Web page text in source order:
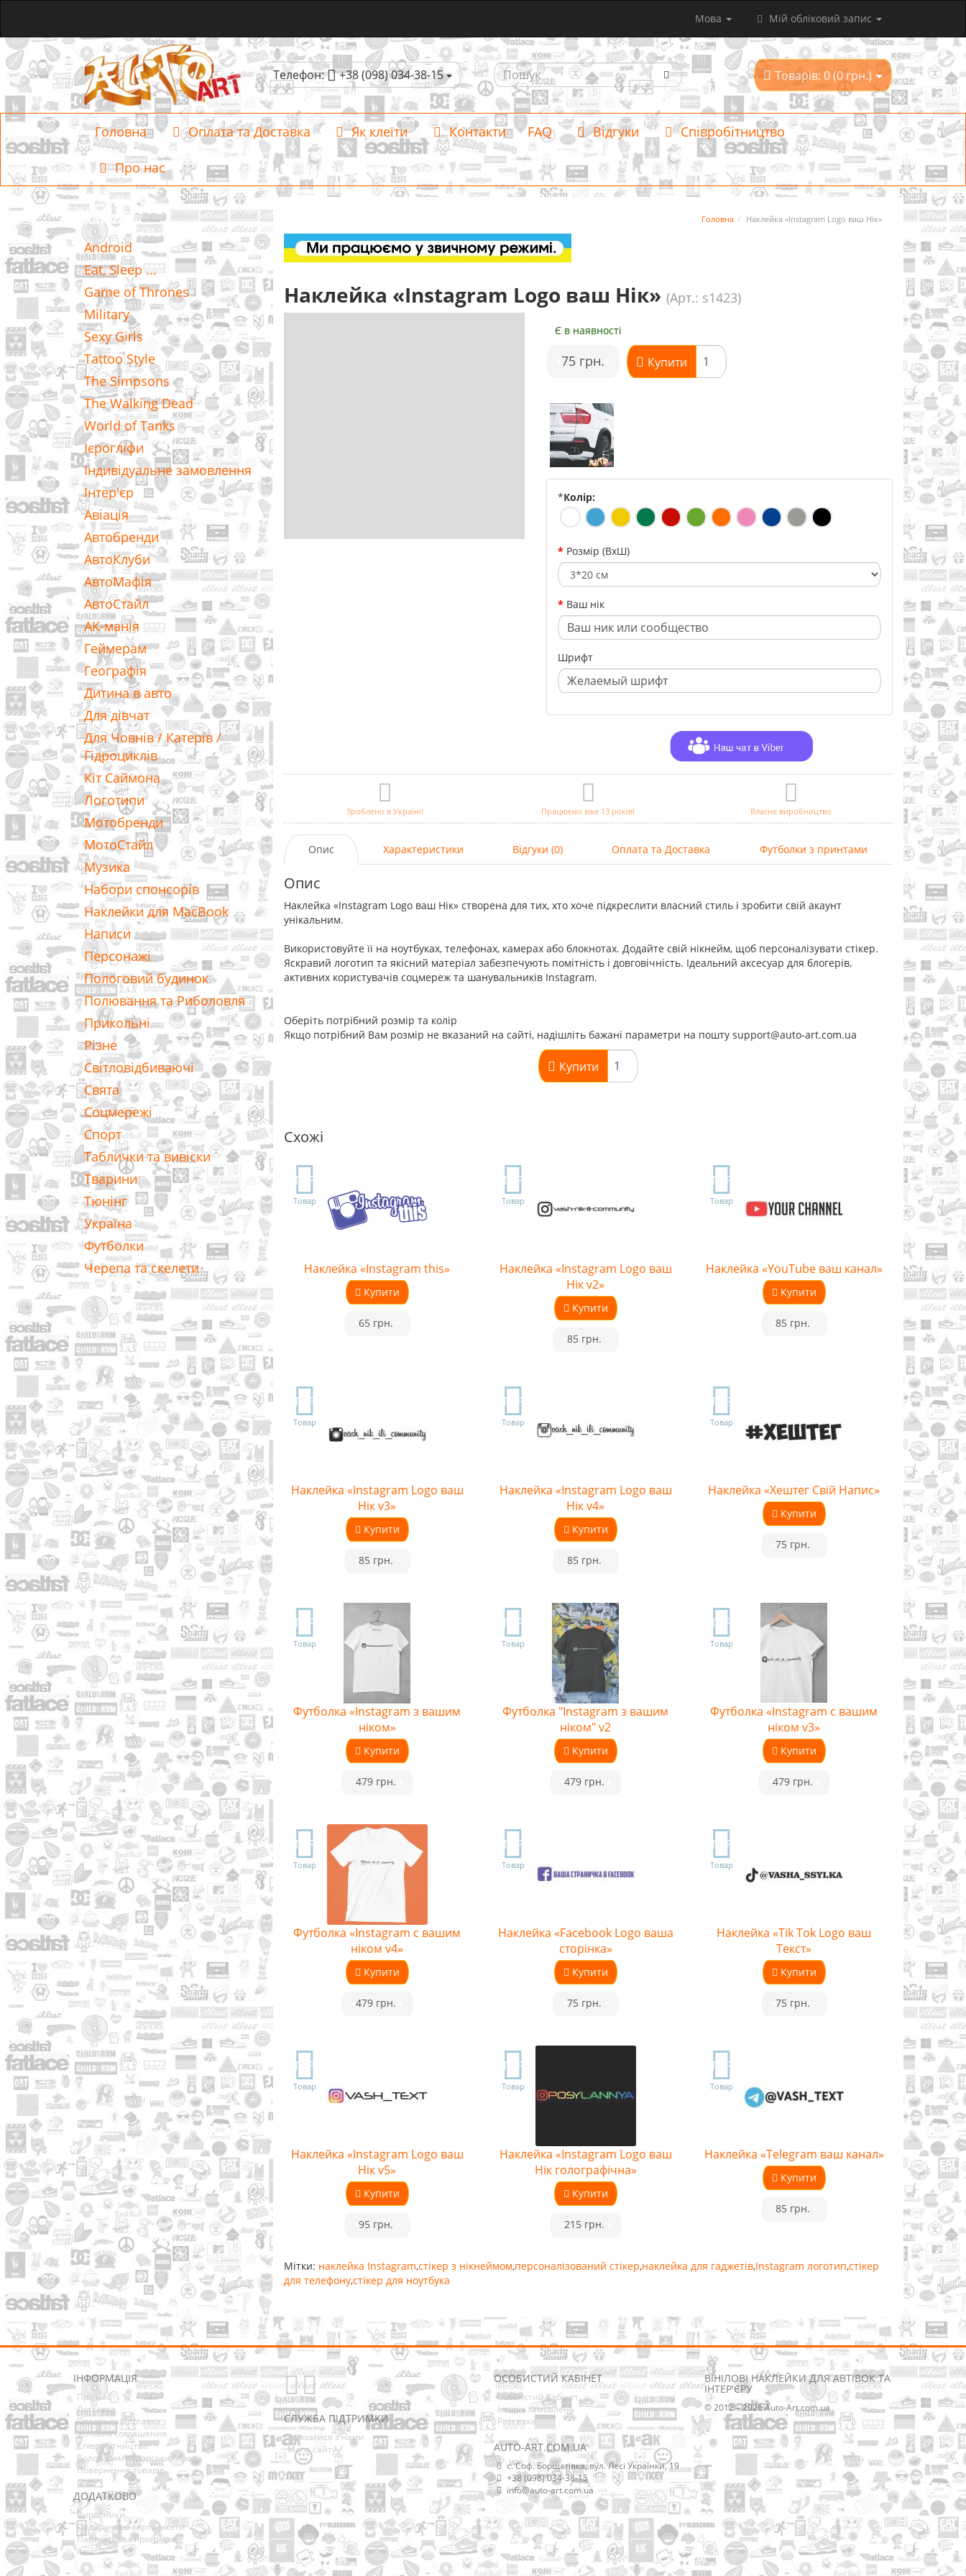
Мова Мій обліковий запис
Телефон: +38 (098) 034-38-15 Товарів: 0 (0 грн.)
Головна Оплата та Доставка Як клеїти Контакти FAQ Відгуки Співробітництво
Про нас
Категорії
Android
Eat, Sleep ...
Game of Thrones
Military
Sexy Girls
Tattoo Style
The Simpsons
The Walking Dead
World of Tanks
Ієрогліфи
Індивідуальне замовлення
Інтер'єр
Авіація
Автобренди
АвтоКлуби
АвтоМафія
АвтоСтайл
АК-манія
Геймерам
Географія
Дитина в авто
Для дівчат
Для Човнів / Катерів /
Гідроциклів
Кіт Саймона
Логотипи
Мотобренди
МотоСтайл
Музика
Набори спонсорів
Наклейки для MacBook
Написи
Персонажі
Пологовий будинок
Полювання та Риболовля
Прикольні
Різне
Світловідбиваючі
Свята
Соцмережі
Спорт
Таблички та вивіски
Тварини
Тюнінг
Україна
Футболки
Черепа та скелети
Головна Наклейка «Instagram Logo ваш Нік»
Наклейка «Instagram Logo ваш Нік» (Арт.: s1423)
Є в наявності
•75 грн. Купити
*Колір:
Розмір (ВхШ)
Ваш нік
Шрифт
Зроблено в Україні! Працюємо вже 13 років! Власне виробництво
Опис Характеристики Відгуки (0) Оплата та Доставка Футболки з принтами
Опис
Наклейка «Instagram Logo ваш Нік» створена для тих, хто хоче підкреслити власний стиль і зробити свій акаунт
унікальним.
Використовуйте її на ноутбуках, телефонах, камерах або блокнотах. Додайте свій нікнейм, щоб персоналізувати стікер.
Яскравий логотип та якісний матеріал забезпечують помітність і довговічність. Ідеальний аксесуар для блогерів,
активних користувачів соцмереж та шанувальників Instagram.
Оберіть потрібний розмір та колір
Якщо потрібний Вам розмір не вказаний на сайті, надішліть бажані параметри на пошту support@auto-art.com.ua
Купити
Схожі
TOP
Товар
Наклейка «Instagram this»
Купити
65 грн.
TOP
Товар
Наклейка «Instagram Logo ваш
Нік v2»
Купити
85 грн.
TOP
Товар
Наклейка «YouTube ваш канал»
Купити
85 грн.
TOP
Товар
Наклейка «Instagram Logo ваш
Нік v3»
Купити
85 грн.
TOP
Товар
Наклейка «Instagram Logo ваш
Нік v4»
Купити
85 грн.
TOP
Товар
Наклейка «Хештег Свій Напис»
Купити
75 грн.
TOP
Товар
Футболка «Instagram з вашим
ніком»
Купити
479 грн.
TOP
Товар
Футболка "Instagram з вашим
ніком" v2
Купити
479 грн.
TOP
Товар
Футболка «Instagram с вашим
ніком v3»
Купити
479 грн.
TOP
Товар
Футболка «Instagram с вашим
ніком v4»
Купити
479 грн.
TOP
Товар
Наклейка «Facebook Logo ваша
сторінка»
Купити
75 грн.
TOP
Товар
Наклейка «Tik Tok Logo ваш
Текст»
Купити
75 грн.
TOP
Товар
Наклейка «Instagram Logo ваш
Нік v5»
Купити
95 грн.
TOP
Товар
Наклейка «Instagram Logo ваш
Нік голографічна»
Купити
215 грн.
TOP
Товар
Наклейка «Telegram ваш канал»
Купити
85 грн.
Мітки: наклейка Instagram,стікер з нікнеймом,персоналізований стікер,наклейка для гаджетів,Instagram логотип,стікер
для телефону,стікер для ноутбука
ІНФОРМАЦІЯ
Про нас
Доставка
Оплата та Доставка
Условия соглашения
Співробітництво
Володарям авторських прав
Повернення товарів
ДОДАТКОВО
Виробники
Подарункові сертифікати
Партнерська програма
Акції
СЛУЖБА ПІДТРИМКИ
Зв’язатися з нами
Мапа сайту
ОСОБИСТИЙ КАБІНЕТ
Особистий Кабінет
Історія замовлень
Розсилка
AUTO-ART.COM.UA
с. Соф. Борщагівка, вул. Лесі Українки, 19
+38 (098) 034-38-15
info@auto-art.com.ua
ВІНІЛОВІ НАКЛЕЙКИ ДЛЯ АВТІВОК ТА
ІНТЕР'ЄРУ
© 2012 – 2026 Auto-Art.com.ua